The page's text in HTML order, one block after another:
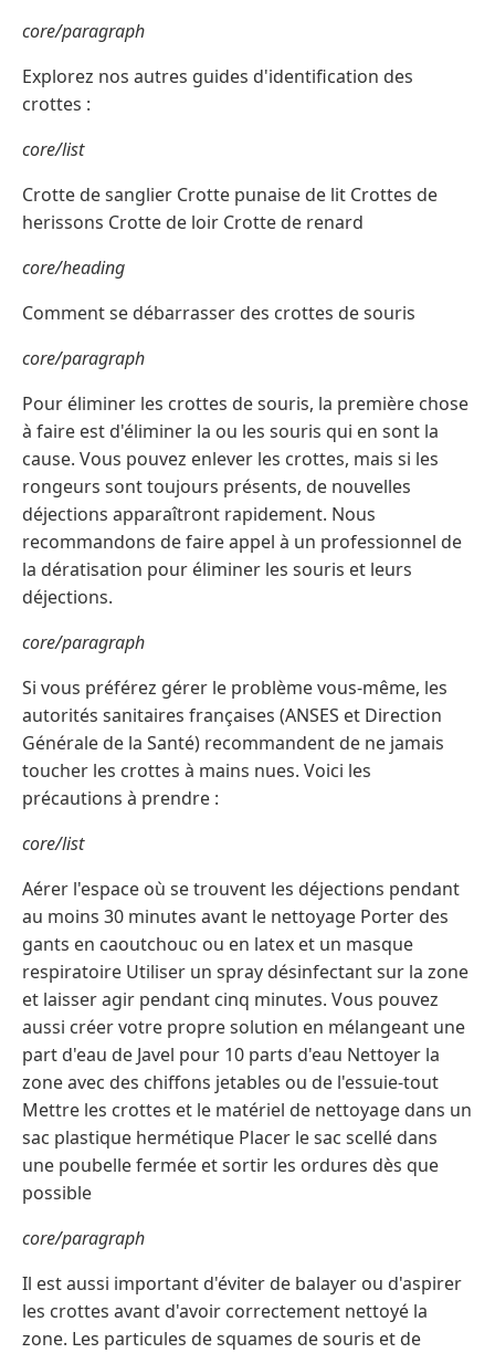
core/paragraph
Explorez nos autres guides d'identification des
crottes :
core/list
Crotte de sanglier Crotte punaise de lit Crottes de
herissons Crotte de loir Crotte de renard
core/heading
Comment se débarrasser des crottes de souris
core/paragraph
Pour éliminer les crottes de souris, la première chose
à faire est d'éliminer la ou les souris qui en sont la
cause. Vous pouvez enlever les crottes, mais si les
rongeurs sont toujours présents, de nouvelles
déjections apparaîtront rapidement. Nous
recommandons de faire appel à un professionnel de
la dératisation pour éliminer les souris et leurs
déjections.
core/paragraph
Si vous préférez gérer le problème vous-même, les
autorités sanitaires françaises (ANSES et Direction
Générale de la Santé) recommandent de ne jamais
toucher les crottes à mains nues. Voici les
précautions à prendre :
core/list
Aérer l'espace où se trouvent les déjections pendant
au moins 30 minutes avant le nettoyage Porter des
gants en caoutchouc ou en latex et un masque
respiratoire Utiliser un spray désinfectant sur la zone
et laisser agir pendant cinq minutes. Vous pouvez
aussi créer votre propre solution en mélangeant une
part d'eau de Javel pour 10 parts d'eau Nettoyer la
zone avec des chiffons jetables ou de l'essuie-tout
Mettre les crottes et le matériel de nettoyage dans un
sac plastique hermétique Placer le sac scellé dans
une poubelle fermée et sortir les ordures dès que
possible
core/paragraph
Il est aussi important d'éviter de balayer ou d'aspirer
les crottes avant d'avoir correctement nettoyé la
zone. Les particules de squames de souris et de